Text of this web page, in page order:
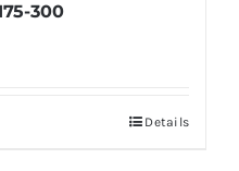
300
Details